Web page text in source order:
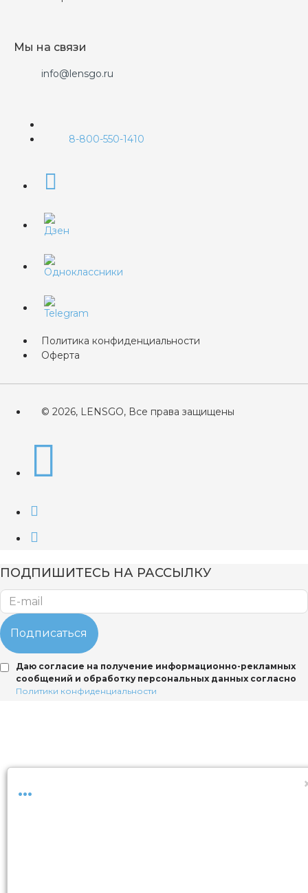
Мы на связи
info@lensgo.ru
8-800-550-1410
Политика конфиденциальности
Оферта
© 2026, LENSGO, Все права защищены
ПОДПИШИТЕСЬ НА РАССЫЛКУ
Подписаться
Даю согласие на получение информационно-рекламных
сообщений и обработку персональных данных согласно
Политики конфиденциальности
...